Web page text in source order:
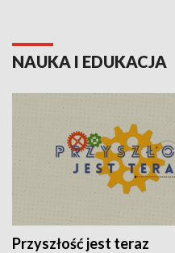
NAUKA I EDUKACJA
Przyszłość jest teraz